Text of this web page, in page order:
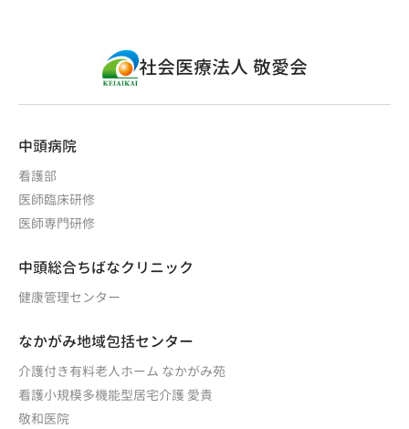
社会医療法人 敬愛会
中頭病院
看護部
医師臨床研修
医師専門研修
中頭総合ちばなクリニック
健康管理センター
なかがみ地域包括センター
介護付き有料老人ホーム なかがみ苑
看護小規模多機能型居宅介護 愛貴
敬和医院